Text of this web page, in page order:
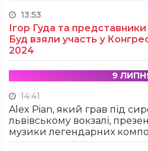
13:53
Ігор Гуда та
Буд взяли участь у
2024
9
14:41
Alex Pian, який грав під
львівському вокзалі,
музики легендарних